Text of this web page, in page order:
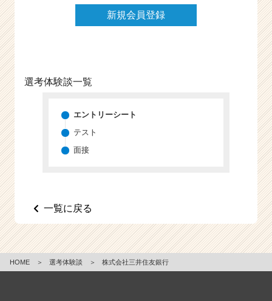
C
新規会員登録
選考体験談一覧
エントリーシート
テスト
面接
一覧に戻る
HOME ＞ 選考体験談 ＞ 株式会社三井住友銀行